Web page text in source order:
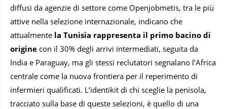
diffusi da agenzie di settore come Openjobmetis, tra le più
attive nella selezione internazionale, indicano che
attualmente la Tunisia rappresenta il primo bacino di
origine con il 30% degli arrivi intermediati, seguita da
India e Paraguay, ma gli stessi reclutatori segnalano l’Africa
centrale come la nuova frontiera per il reperimento di
infermieri qualificati. L’identikit di chi sceglie la penisola,
tracciato sulla base di queste selezioni, è quello di una